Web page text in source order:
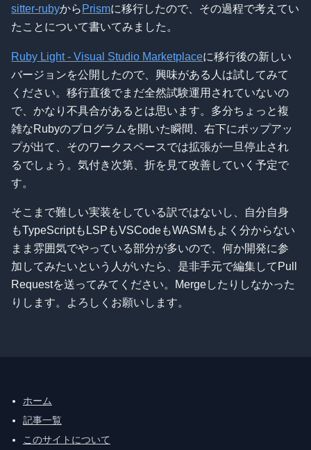
sitter-rubyから Prismに移行したので、その過程で考えてい
たことについて書いてみました。
Ruby Light - Visual Studio Marketplaceに移行後の新しい
バージョンを公開したので、興味がある人は試してみて
ください。移行直後でまだ全然試験運用されていないの
で、かなり不具合があるとは思います。多分ちょっと複
雑なRubyのプログラムを開いた瞬間、右下にポップアッ
プが出て、そのワークスペースでは拡張が一旦停止され
るでしょう。気付き次第、折を見て改善していく予定で
す。
そこまで難しい実装をしている訳ではないし、自分自身
もTypeScriptもLSPもVSCodeもWASMもよく分からない
まま雰囲気でやっている部分が多いので、何か開発に参
加してみたいという人がいたら、是非手元で編集してPull
Requestを送ってみてください。Mergeしたりしなかった
りします。よろしくお願いします。
ホーム
記事一覧
このサイトについて